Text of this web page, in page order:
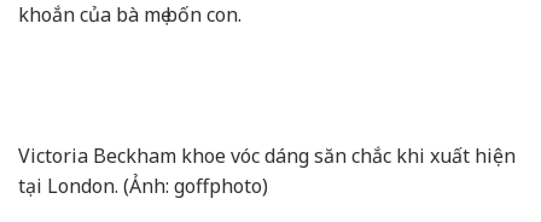
khoắn của bà mẹ bốn con.
Victoria Beckham khoe vóc dáng săn chắc khi xuất hiện
tại London. (Ảnh: goffphoto)